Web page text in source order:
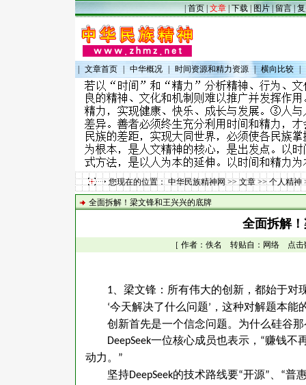
|首页|文章|下载| 图片|留言|
文章首页 中华概况 时间资源和精力资源 | 横向比较
您现在的位置：中华民族精神网>>文章>>个人精神
全面拆解！梁文锋和王兴兴的底牌
全面拆解
［ 作者：佚名 转贴自：网络 点击
1 、梁文锋：所有伟大的创新，都始于对
‘今天解决了什么问题’ ，这种对解题本能
创新首先是一个信念问题。为什么硅谷
DeepSeek一位核心成员也表示， “赚钱不
动力。 ”
坚持DeepSeek的技术路线要“开源” “普